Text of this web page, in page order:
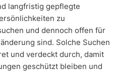
langfristig gepflegte
zu
und dennoch offen für
sind. Solche Suchen
und verdeckt durch, damit
geschützt bleiben und